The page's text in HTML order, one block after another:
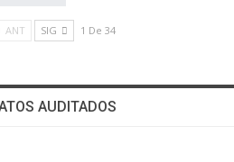
ANT SIG 1 De 34
AUDITADOS